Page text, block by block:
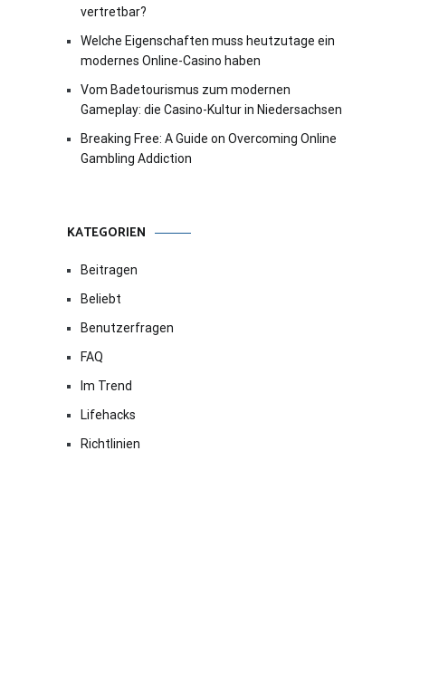
vertretbar?
Welche Eigenschaften muss heutzutage ein
modernes Online-Casino haben
Vom Badetourismus zum modernen
Gameplay: die Casino-Kultur in Niedersachsen
Breaking Free: A Guide on Overcoming Online
Gambling Addiction
KATEGORIEN
Beitragen
Beliebt
Benutzerfragen
FAQ
Im Trend
Lifehacks
Richtlinien